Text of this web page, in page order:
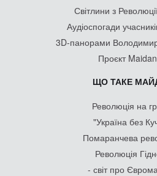
Світлини з
Аудіоспогади
3D-панорами
Проєкт
ЩО ТАКЕ
Революція на
"Україна без
Помаранчева
Революція
- світ про